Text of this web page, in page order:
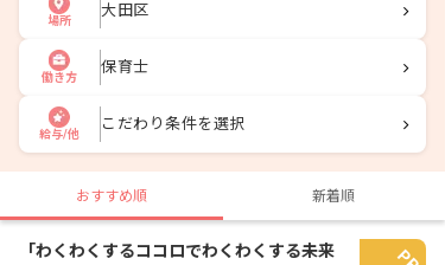
場所
大田区
働き方
保育士
給与/他
こだわり条件を選択
おすすめ順 新着順
「わくわくするココロでわくわくする未来